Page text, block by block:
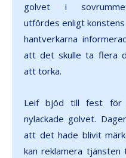
golvet i
utfördes enligt
hantverkarna
att det skulle ta flera
att torka.
Leif bjöd till fest för
nylackade golvet.
att det hade blivit
kan reklamera